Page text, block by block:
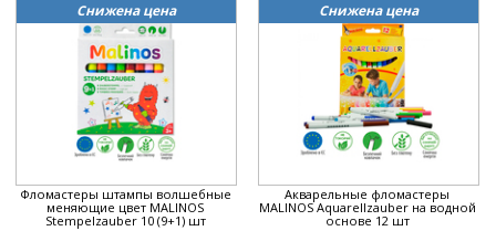
Дата ▲
▼
▲
▼
Снижена цена
Фломастеры штампы волшебные
меняющие цвет MALINOS
Stempelzauber 10 (9+1) шт
Снижена цена
Акварельные фломастеры
MALINOS Aquarellzauber на водной
основе 12 шт